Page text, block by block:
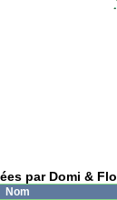
par Domi & Flo
Nom